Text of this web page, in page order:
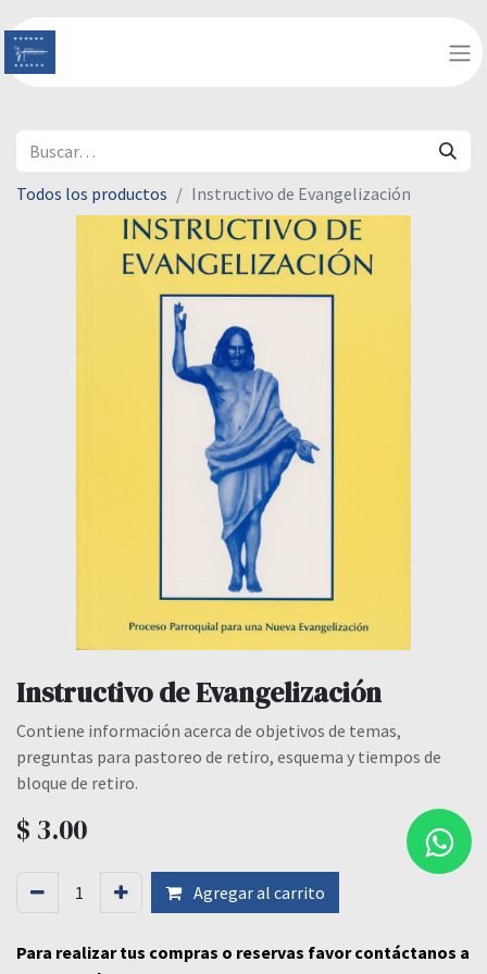
Todos los productos Instructivo de Evangelización
Instructivo de Evangelización
Contiene información acerca de objetivos de temas,
preguntas para pastoreo de retiro, esquema y tiempos de
bloque de retiro.
$ 3.00
Agregar al carrito
Para realizar tus compras o reservas favor contáctanos a